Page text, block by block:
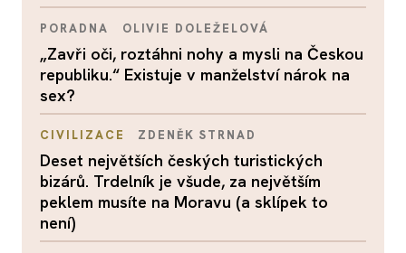
PORADNA OLIVIE DOLEŽELOVÁ
„Zavři oči, roztáhni nohy a mysli na Českou
republiku.“ Existuje v manželství nárok na
sex?
CIVILIZACE ZDENĚK STRNAD
Deset největších českých turistických
bizárů. Trdelník je všude, za největším
peklem musíte na Moravu (a sklípek to
není)